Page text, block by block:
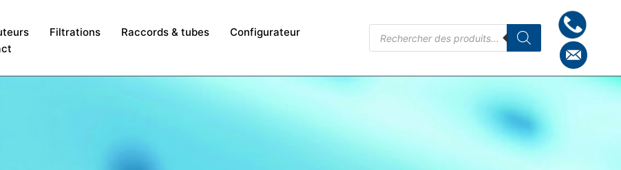
Filtrations Raccords & tubes
Configurateur